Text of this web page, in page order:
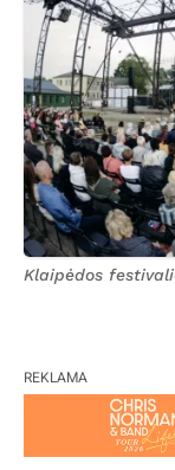
Klaipėdos
REKLAMA